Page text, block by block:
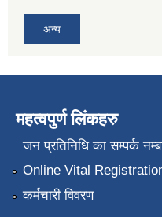
अन्य
महत्वपुर्ण लिंकहरु
जन प्रतिनिधि का सम्पर्क
Online Vital
कर्मचारी विवरण